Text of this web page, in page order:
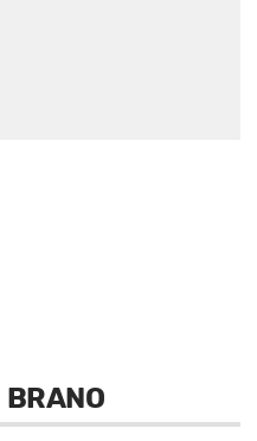
BRANO